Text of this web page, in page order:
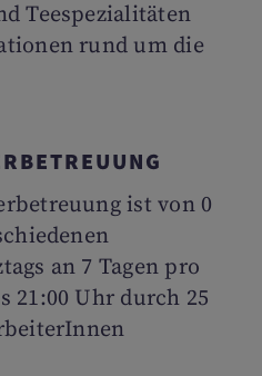
Teespezialitäten
rund um die
ist von 0
an 7 Tagen pro
21:00 Uhr durch 25